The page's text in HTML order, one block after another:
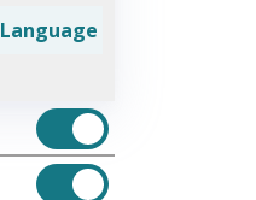
Language